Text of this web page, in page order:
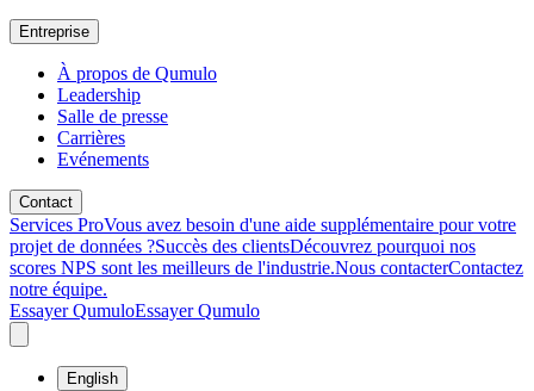
Entreprise
À propos de Qumulo
Leadership
Salle de presse
Carrières
Evénements
Contact
Services ProVous avez besoin d'une aide supplémentaire pour votre
projet de données ?Succès des clientsDécouvrez pourquoi nos
scores NPS sont les meilleurs de l'industrie.Nous contacterContactez
notre équipe.
Essayer QumuloEssayer Qumulo
English